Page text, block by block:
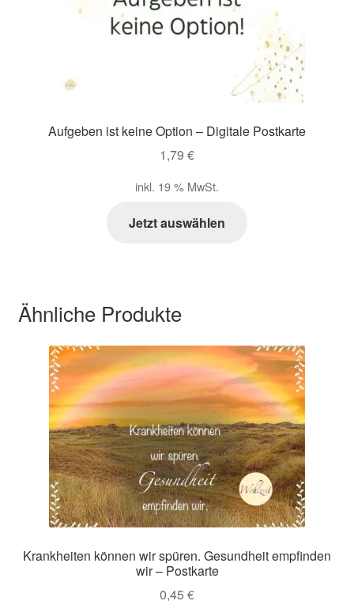
Aufgeben ist keine Option – Digitale Postkarte
1,79 €
inkl. 19 % MwSt.
Jetzt auswählen
Ähnliche Produkte
Krankheiten können wir spüren. Gesundheit empfinden
wir – Postkarte
0,45 €